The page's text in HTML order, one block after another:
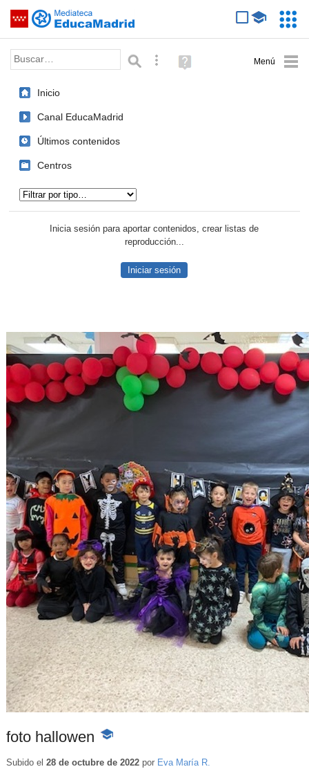
Saltar navegación
Palabra o frase: Búsqueda avanzada
Ayuda
(en
Inicio
Canal EducaMadrid
Últimos contenidos
Centros
Inicia sesión para aportar contenidos, crear listas de
reproducción...
Iniciar sesión
foto hallowen
-
educativo
Subido el 28 de octubre de 2022por Eva María R.